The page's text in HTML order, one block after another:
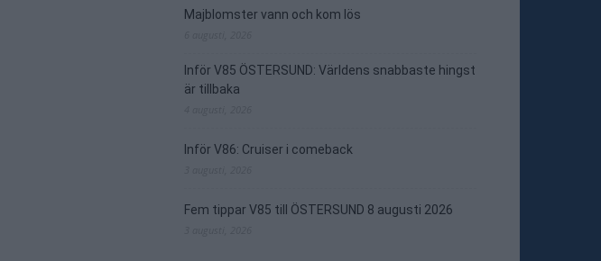
Majblomster vann och kom lös
Inför V85 ÖSTERSUND: Världens snabbaste hingst
är tillbaka
Inför V86: Cruiser i comeback
Fem tippar V85 till ÖSTERSUND 8 augusti 2026